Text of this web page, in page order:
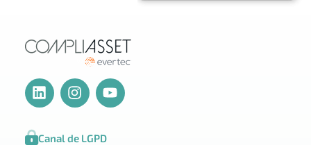
Canal de LGPD